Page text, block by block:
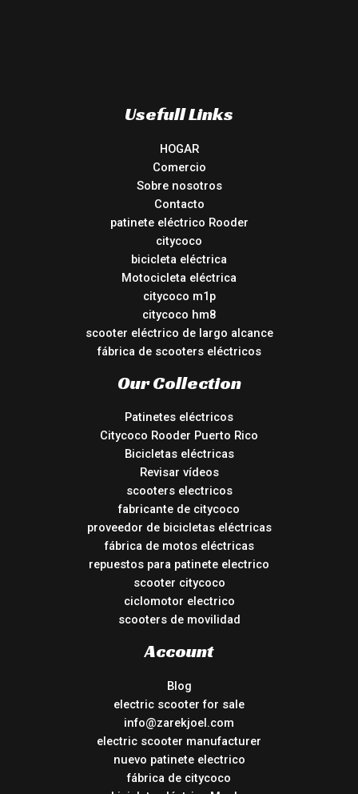
Usefull Links
HOGAR
Comercio
Sobre nosotros
Contacto
patinete eléctrico Rooder
citycoco
bicicleta eléctrica
Motocicleta eléctrica
citycoco m1p
citycoco hm8
scooter eléctrico de largo alcance
fábrica de scooters eléctricos
Our Collection
Patinetes eléctricos
Citycoco Rooder Puerto Rico
Bicicletas eléctricas
Revisar vídeos
scooters electricos
fabricante de citycoco
proveedor de bicicletas eléctricas
fábrica de motos eléctricas
repuestos para patinete electrico
scooter citycoco
ciclomotor electrico
scooters de movilidad
Account
Blog
electric scooter for sale
info@zarekjoel.com
electric scooter manufacturer
nuevo patinete electrico
fábrica de citycoco